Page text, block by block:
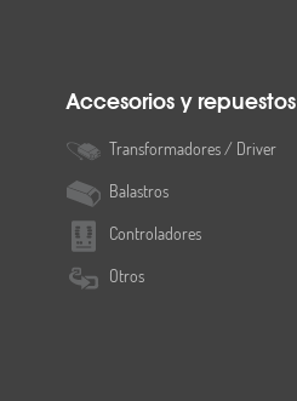
Accesorios y repuestos
Transformadores / Driver
Balastros
Controladores
Otros